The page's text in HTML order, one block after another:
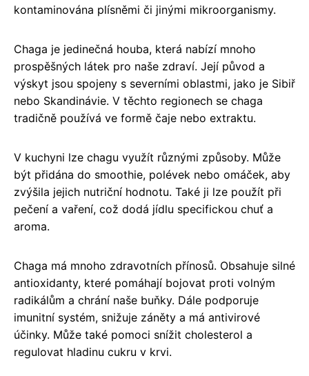
kontaminována plísněmi či jinými mikroorganismy.
Chaga je jedinečná houba, která nabízí mnoho
prospěšných látek pro naše zdraví. Její původ a
výskyt jsou spojeny s severními oblastmi, jako je Sibiř
nebo Skandinávie. V těchto regionech se chaga
tradičně používá ve formě čaje nebo extraktu.
V kuchyni lze chagu využít různými způsoby. Může
být přidána do smoothie, polévek nebo omáček, aby
zvýšila jejich nutriční hodnotu. Také ji lze použít při
pečení a vaření, což dodá jídlu specifickou chuť a
aroma.
Chaga má mnoho zdravotních přínosů. Obsahuje silné
antioxidanty, které pomáhají bojovat proti volným
radikálům a chrání naše buňky. Dále podporuje
imunitní systém, snižuje záněty a má antivirové
účinky. Může také pomoci snížit cholesterol a
regulovat hladinu cukru v krvi.